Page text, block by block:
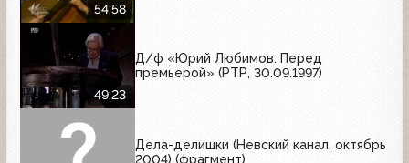
54:58
49:23
Д/ф «Юрий Любимов. Перед
премьерой» (РТР, 30.09.1997)
Дела-делишки (Невский канал, октябрь
2004) (фрагмент)